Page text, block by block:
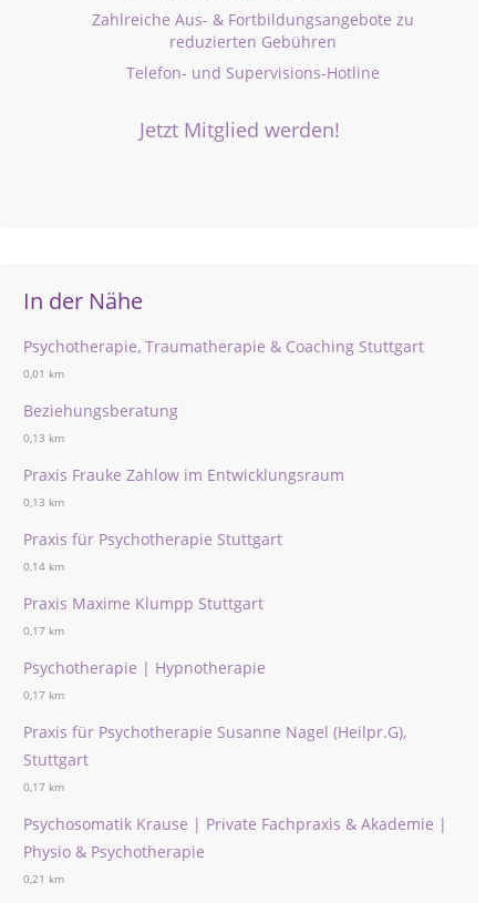
Zahlreiche Aus- & Fortbildungsangebote zu
reduzierten Gebühren
Telefon- und Supervisions-Hotline
Jetzt Mitglied werden!
In der Nähe
Psychotherapie, Traumatherapie & Coaching Stuttgart
0,01 km
Beziehungsberatung
0,13 km
Praxis Frauke Zahlow im Entwicklungsraum
0,13 km
Praxis für Psychotherapie Stuttgart
0,14 km
Praxis Maxime Klumpp Stuttgart
0,17 km
Psychotherapie | Hypnotherapie
0,17 km
Praxis für Psychotherapie Susanne Nagel (Heilpr.G),
Stuttgart
0,17 km
Psychosomatik Krause | Private Fachpraxis & Akademie |
Physio & Psychotherapie
0,21 km